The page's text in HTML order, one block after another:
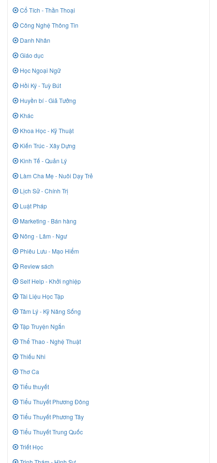
Cổ Tích - Thần Thoại
Công Nghệ Thông Tin
Danh Nhân
Giáo dục
Học Ngoại Ngữ
Hồi Ký - Tuỳ Bút
Huyền bí - Giả Tưởng
Khác
Khoa Học - Kỹ Thuật
Kiến Trúc - Xây Dựng
Kinh Tế - Quản Lý
Làm Cha Mẹ - Nuôi Dạy Trẻ
Lịch Sử - Chính Trị
Luật Pháp
Marketing - Bán hàng
Nông - Lâm - Ngư
Phiêu Lưu - Mạo Hiểm
Review sách
Self Help - Khởi nghiệp
Tài Liệu Học Tập
Tâm Lý - Kỹ Năng Sống
Tập Truyện Ngắn
Thể Thao - Nghệ Thuật
Thiếu Nhi
Thơ Ca
Tiểu thuyết
Tiểu Thuyết Phương Đông
Tiểu Thuyết Phương Tây
Tiểu Thuyết Trung Quốc
Triết Học